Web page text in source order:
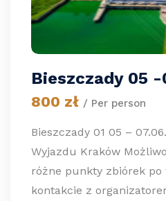
Bieszczady 05 -
800 zł / Per person
Bieszczady 01 05 –
Wyjazdu Kraków
różne punkty zbiórek po
kontakcie z